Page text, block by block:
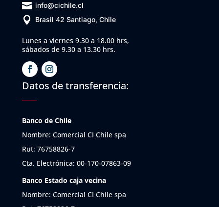
 info@cichile.cl
 Brasil 42 Santiago, Chile
Lunes a viernes 9.30 a 18.00 hrs,
sábados de 9.30 a 13.30 hrs.
Datos de transferencia:
Banco de Chile
Nombre: Comercial CI Chile spa
Rut: 76758826-7
Cta. Electrónica: 00-170-07863-09
Banco Estado caja vecina
Nombre: Comercial CI Chile spa